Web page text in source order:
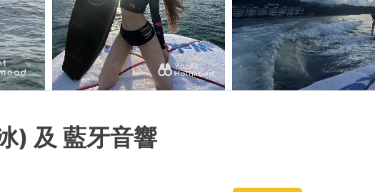
) 及 藍牙音響